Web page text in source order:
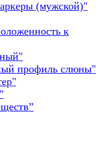
(мужской)"
к
профиль слюны"